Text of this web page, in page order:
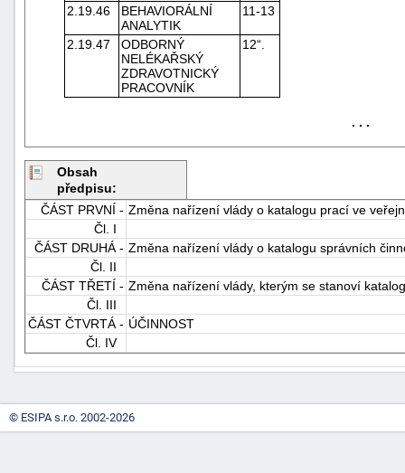
2.19.46
BEHAVIORÁLNÍ
ANALYTIK
11-13
2.19.47
ODBORNÝ
NELÉKAŘSKÝ
ZDRAVOTNICKÝ
PRACOVNÍK
12“.
. . .
Obsah
předpisu:
ČÁST PRVNÍ - Změna nařízení vlády o katalogu prací ve
Čl. I
ČÁST DRUHÁ - Změna nařízení vlády o katalogu správních
Čl. II
ČÁST TŘETÍ - Změna nařízení vlády, kterým se stanoví
Čl. III
ČÁST ČTVRTÁ - ÚČINNOST
Čl. IV
© ESIPA s.r.o. 2002-2026